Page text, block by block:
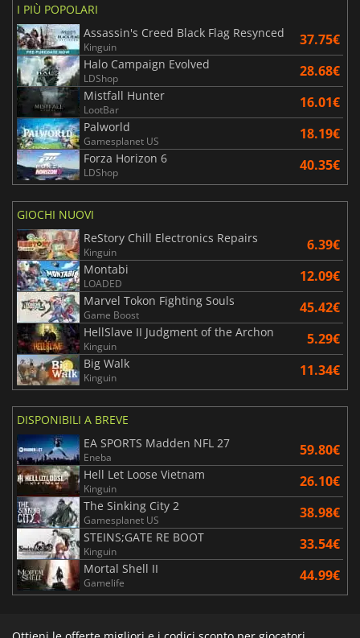
I PIÙ POPOLARI
Assassin's Creed Black Flag Resynced
Kinguin 37.75€
Halo Campaign Evolved
LDShop 28.68€
Mistfall Hunter
LootBar 16.01€
Palworld
Gamesplanet US 18.19€
Forza Horizon 6
LDShop 40.35€
GIOCHI NUOVI
ReStory Chill Electronics Repairs
Kinguin 6.39€
Montabi
LOADED 12.09€
Marvel Tokon Fighting Souls
Game Boost 45.42€
HellSlave II Judgment of the Archon
Kinguin 5.29€
Big Walk
Kinguin 11.34€
DISPONIBILI A BREVE
EA SPORTS Madden NFL 27
Eneba 59.80€
Hell Let Loose Vietnam
Kinguin 26.10€
The Sinking City 2
Gamesplanet US 38.98€
STEINS;GATE RE BOOT
Kinguin 33.54€
Mortal Shell II
Gamelife 44.99€